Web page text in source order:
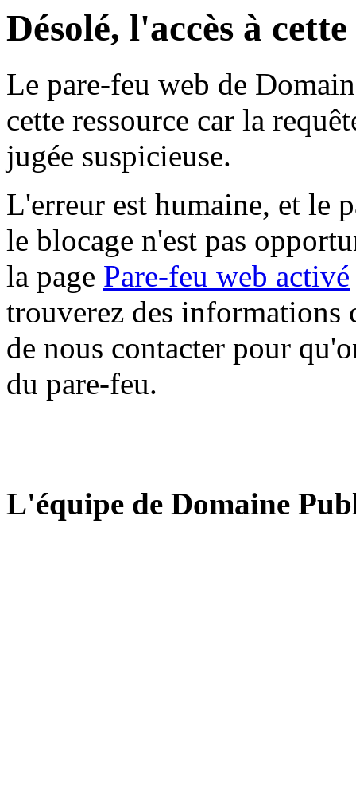
Désolé, l'accès à
Le pare-feu web de
cette ressource car la
jugée suspicieuse.
L'erreur est humaine, et le
le blocage n'est pas
la page Pare-feu web activé
trouverez des informations
de nous contacter pour
du pare-feu.
L'équipe de Domaine